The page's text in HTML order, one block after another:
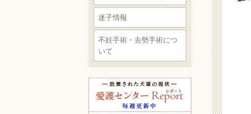
迷子情報
不妊手術・去勢手術につ
いて